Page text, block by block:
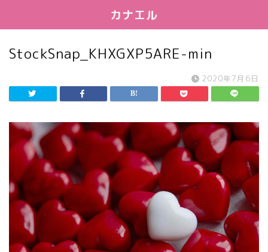
カナエル
StockSnap_KHXGXP5ARE-min
2020年7月6日